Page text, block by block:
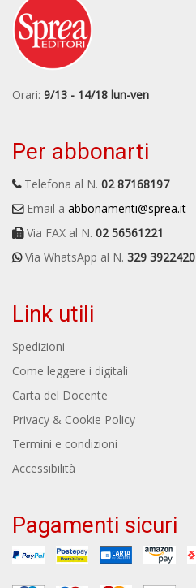
Orari: 9/13 - 14/18 lun-ven
Per abbonarti
Telefona al N. 02 87168197
Email a abbonamenti@sprea.it
Via FAX al N. 02 56561221
Via WhatsApp al N. 329 3922420
Link utili
Spedizioni
Come leggere i digitali
Carta del Docente
Privacy & Cookie Policy
Termini e condizioni
Accessibilità
Pagamenti sicuri